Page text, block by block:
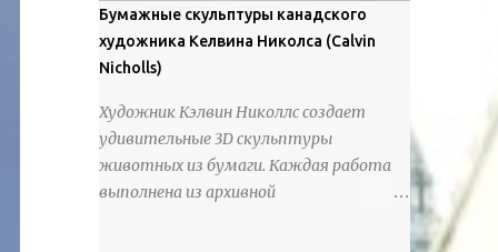
harada/about/#/
Бумажные скульптуры канадского
художника Келвина Николса (Calvin
Nicholls)
Художник Кэлвин Николлс создает
удивительные 3D скульптуры
животных из бумаги. Каждая работа
выполнена из архивной